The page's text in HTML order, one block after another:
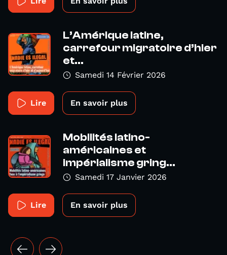
L’Amérique latine,
carrefour migratoire d’hier
et...
Samedi 14 Février 2026
Lire En savoir plus
Mobilités latino-
américaines et
impérialisme gring...
Samedi 17 Janvier 2026
Lire En savoir plus